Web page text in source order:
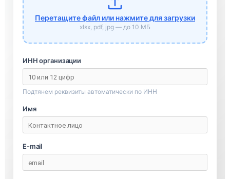
Перетащите файл или нажмите для загрузки
xlsx, pdf, jpg — до 10 МБ
ИНН организации
Подтянем реквизиты автоматически по ИНН
Имя
E-mail